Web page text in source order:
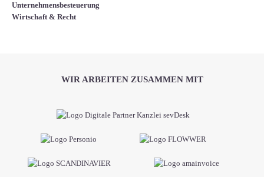
Unternehmensbesteuerung
Wirtschaft & Recht
WIR ARBEITEN ZUSAMMEN MIT